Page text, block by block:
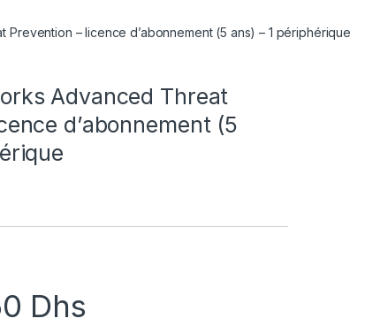
– licence d’abonnement (5 ans) – 1 périphérique
Advanced Threat
d’abonnement (5
Dhs